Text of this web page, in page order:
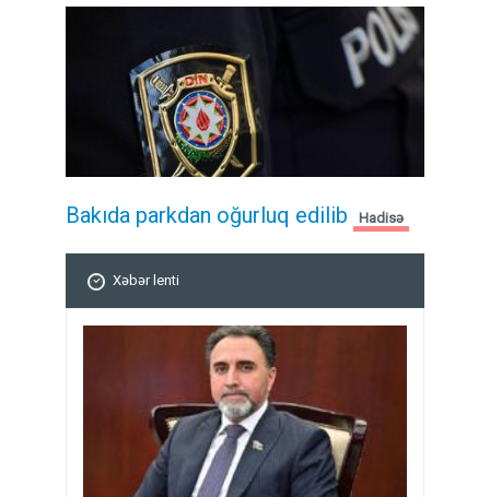
Bakıda parkdan oğurluq edilib Hadisə
Xəbər lenti